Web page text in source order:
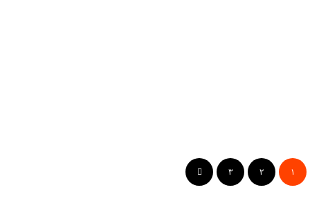
مرکز تجاری تفریحی اپال
۱ ۲ ۳